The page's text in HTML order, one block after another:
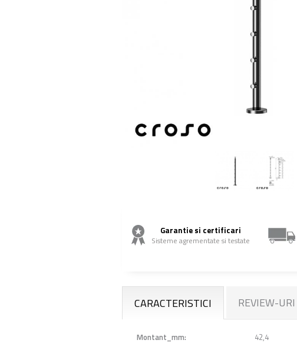
Garantie si certificari
Sisteme agrementate si testate
CARACTERISTICI REVIEW-URI
Montant_mm: 42,4